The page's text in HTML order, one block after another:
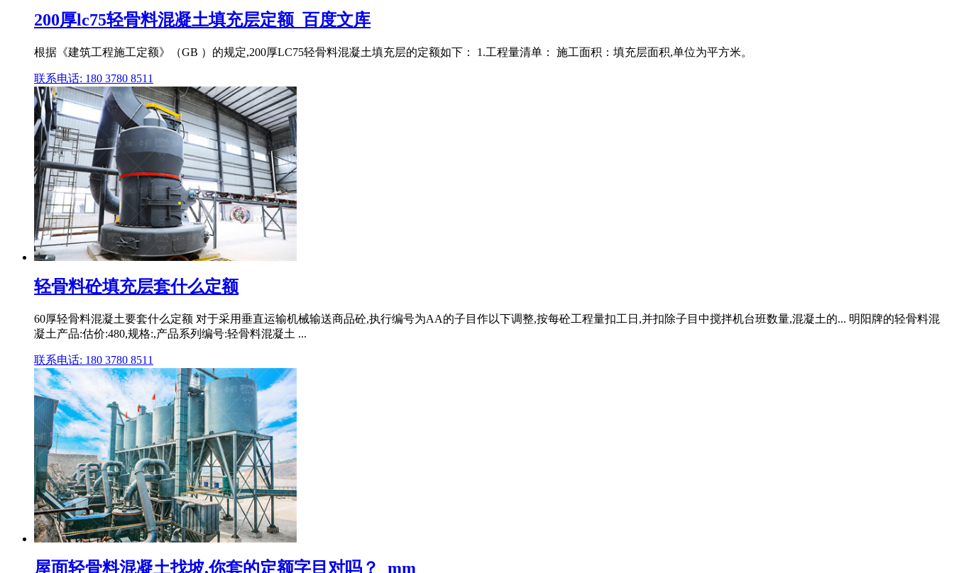
200厚lc75轻骨料混凝土填充层定额_百度文库
根据《建筑工程施工定额》（GB ）的规定,200厚LC75轻骨料混凝土填充层的定额如下： 1.工程量清单： 施工面积：填充层面积,单位为平方米。
联系电话: 180 3780 8511
轻骨料砼填充层套什么定额
60厚轻骨料混凝土要套什么定额 对于采用垂直运输机械输送商品砼,执行编号为AA的子目作以下调整,按每砼工程量扣工日,并扣除子目中搅拌机台班数量,混凝土的... 明阳牌的轻骨料混
凝土产品:估价:480,规格:,产品系列编号:轻骨料混凝土 ...
联系电话: 180 3780 8511
屋面轻骨料混凝土找坡,你套的定额字目对吗？_mm